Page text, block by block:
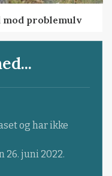
problemulv
og har ikke
juni 2022.